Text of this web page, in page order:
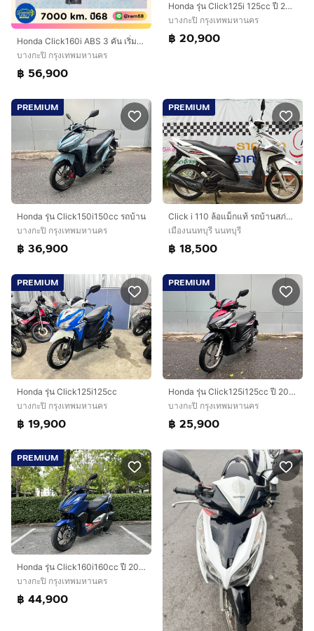
Honda Click160i ABS 3 คัน เริ่มต้น 56900.-
บางกะปิ กรุงเทพมหานคร
฿ 56,900
Honda รุ่น Click125i 125cc ปี 2014 สตาร์ทมือ
บางกะปิ กรุงเทพมหานคร
฿ 20,900
PREMIUM
Honda รุ่น Click150i150cc รถบ้าน
บางกะปิ กรุงเทพมหานคร
฿ 36,900
PREMIUM
Click i 110 ล้อแม็กแท้ รถบ้านสภ่พดี สวยใสเครื่องดี รถจอดไม่ค่อยได้ใช้
เมืองนนทบุรี นนทบุรี
฿ 18,500
PREMIUM
Honda รุ่น Click125i125cc
บางกะปิ กรุงเทพมหานคร
฿ 19,900
PREMIUM
Honda รุ่น Click125i125cc ปี 2015สตาร์ทมือ
บางกะปิ กรุงเทพมหานคร
฿ 25,900
PREMIUM
Honda รุ่น Click160i160cc ปี 2023สตาร์ทมือ
บางกะปิ กรุงเทพมหานคร
฿ 44,900